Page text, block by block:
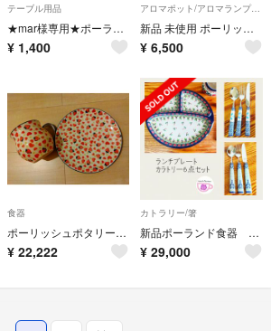
テーブル用品
★mar様専用★ポーランド食器 ツェラミカ社 花形箸置き
¥ 1,400
アロマポット/アロマランプ/芳香器
新品 未使用 ポーリッシュポタリー アロマポットえんとつハウス
¥ 6,500
食器
ポーリッシュポタリー お皿 マグカップ いちご ポーランド ハート かわいい！！
¥ 22,222
カトラリー/箸
新品ポーランド食器 カラトリー6本 ランチプレート ツェラミカ マヌファクトゥラ
¥ 29,000